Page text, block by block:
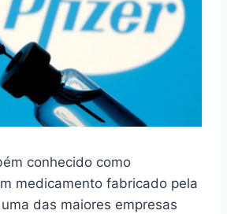
conhecido como
medicamento fabricado pela
das maiores empresas